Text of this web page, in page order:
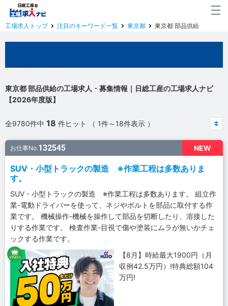
工場求人トップ 注目のキーワード一覧 東京都 東京都 部品供給
東京都 部品供給の工場求人・募集情報｜日総工産の工場求人ナビ
【2026年度版】
全9780件中 18 件ヒット （ 1件～18件表示 ）
NEW
お仕事No.132545
SUV・小型トラックの製造 ※作業工程は多数ありま
す。
SUV・小型トラックの製造 ※作業工程は多数あります。 組立作
業-電動ドライバーを使って、ネジやボルトを部品に取付する作
業です。 機械操作-機械を操作して部品を切断したり、溶接した
りする作業です。 検査作業-目視で傷や塗装にムラが無いかチェ
ックする作業です。
【8月】時給最大1900円（月
収例42.5万円）!特典総額104
万円!